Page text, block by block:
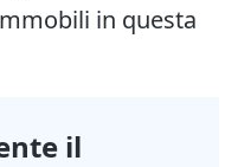
in questa
il